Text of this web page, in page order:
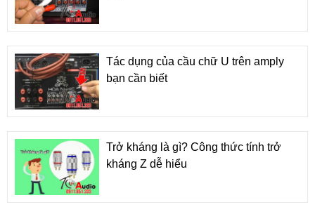
Tác dụng của cầu chữ U trên amply
bạn cần biết
Trở kháng là gì? Công thức tính trở
kháng Z dễ hiểu